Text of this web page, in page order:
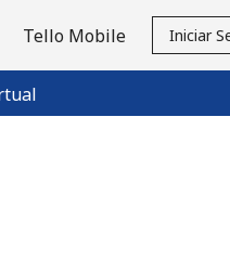
Tello Mobile Iniciar